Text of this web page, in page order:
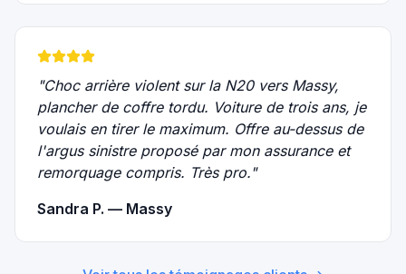
"Choc arrière violent sur la N20 vers Massy,
plancher de coffre tordu. Voiture de trois ans, je
voulais en tirer le maximum. Offre au-dessus de
l'argus sinistre proposé par mon assurance et
remorquage compris. Très pro."
Sandra P. — Massy